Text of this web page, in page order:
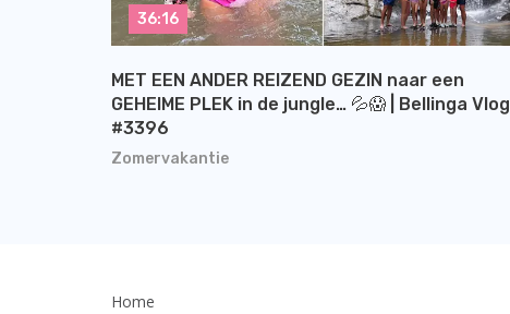
Zomervakantie
MET EEN ANDER REIZEND GEZIN naar een
GEHEIME PLEK in de jungle… 💦😱 | Bellinga Vlog
#3396
36:16
Home